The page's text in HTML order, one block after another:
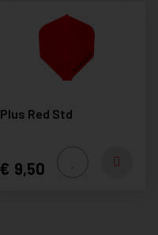
Plus Red Std
9,50